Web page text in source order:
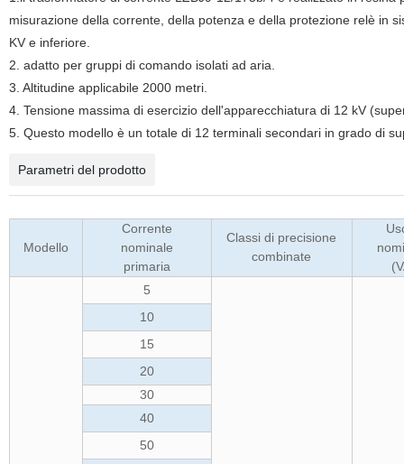
misurazione della corrente, della potenza e della protezione relè in
KV e inferiore.
2. adatto per gruppi di comando isolati ad aria.
3. Altitudine applicabile 2000 metri.
4. Tensione massima di esercizio dell'apparecchiatura di 12 kV
5. Questo modello è un totale di 12 terminali secondari in grado di
Parametri del prodotto
Modello
Corrente
nominale
primaria
Classi di precisione
combinate
5
10
15
20
30
40
50